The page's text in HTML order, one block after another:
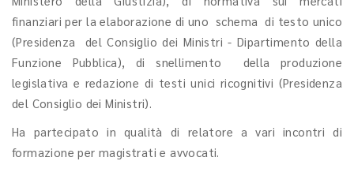
finanziari per la elaborazione di uno schema di testo unico
(Presidenza del Consiglio dei Ministri - Dipartimento della
Funzione Pubblica), di snellimento della produzione
legislativa e redazione di testi unici ricognitivi (Presidenza
del Consiglio dei Ministri).
Ha partecipato in qualità di relatore a vari incontri di
formazione per magistrati e avvocati.